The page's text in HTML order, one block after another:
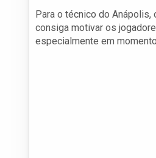
Para o técnico do
consiga motivar os
especialmente em